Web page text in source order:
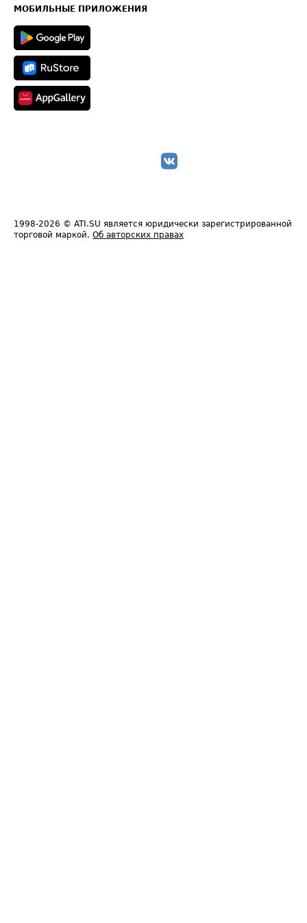
Техническая информация
МОБИЛЬНЫЕ ПРИЛОЖЕНИЯ
1998-2026 © ATI.SU является юридически зарегистрированной
торговой маркой. Об авторских правах